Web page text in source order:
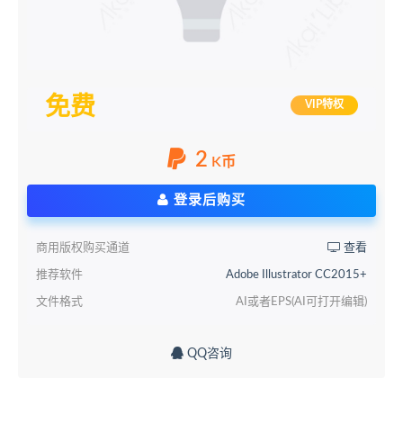
免费 VIP特权
2 K币
登录后购买
商用版权购买通道 查看
推荐软件 Adobe Illustrator CC2015+
文件格式 AI或者EPS(AI可打开编辑)
QQ咨询